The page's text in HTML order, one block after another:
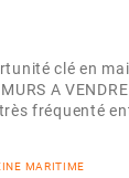
clé en
A
fréquenté
MARITIME